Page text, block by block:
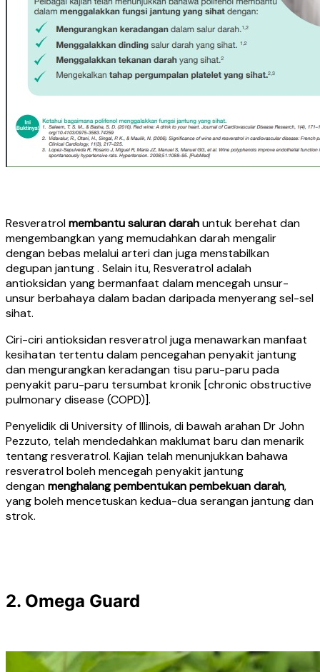
Resveratrolmembantu saluran darahuntuk berehat dan
mengembangkan yang memudahkan darah mengalir
dengan bebas melalui arteri dan juga menstabilkan
degupan jantung . Selain itu, Resveratrol adalah
antioksidan yang bermanfaat dalam mencegah unsur-
unsur berbahaya dalam badan daripada menyerang sel-sel
sihat.
Ciri-ciri antioksidan resveratrol juga menawarkan manfaat
kesihatan tertentu dalam pencegahan penyakit jantung
dan mengurangkan keradangan tisu paru-paru pada
penyakit paru-paru tersumbat kronik [chronic obstructive
pulmonary disease (COPD)].
Penyelidik di University of Illinois, di bawah arahan Dr John
Pezzuto, telah mendedahkan maklumat baru dan menarik
tentang resveratrol. Kajian telah menunjukkan bahawa
resveratrol boleh mencegah penyakit jantung
denganmenghalang pembentukan pembekuan darah,
yang boleh mencetuskan kedua-dua serangan jantung dan
strok.
2. Omega Guard